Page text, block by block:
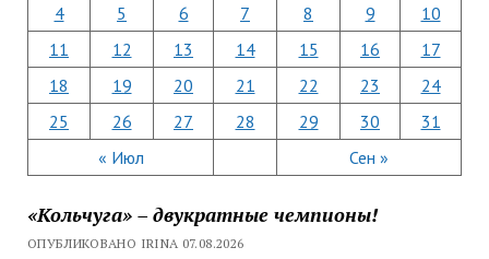
« Июл Сен »
4
5 6 7 8 9
10
11
12 13 14 15 16
17
18
19 20 21 22 23
24
25
26 27 28 29 30 31
«Кольчуга» – двукратные чемпионы!
ОПУБЛИКОВАНО IRINA 07.08.2026